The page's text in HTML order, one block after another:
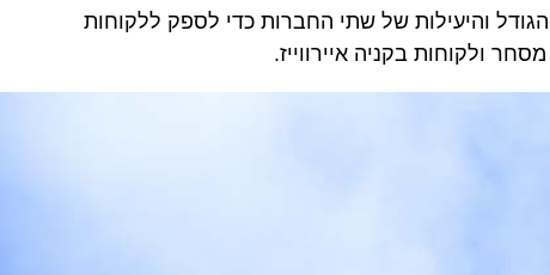
והיעילות של שתי החברות כדי לספק ללקוחות
ולקוחות בקניה איירווייז.